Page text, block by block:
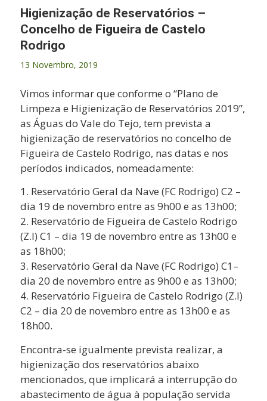
Higienização de Reservatórios –
Concelho de Figueira de Castelo
Rodrigo
13 Novembro, 2019
Vimos informar que conforme o “Plano de
Limpeza e Higienização de Reservatórios 2019”,
as Águas do Vale do Tejo, tem prevista a
higienização de reservatórios no concelho de
Figueira de Castelo Rodrigo, nas datas e nos
períodos indicados, nomeadamente:
1. Reservatório Geral da Nave (FC Rodrigo) C2 –
dia 19 de novembro entre as 9h00 e as 13h00;
2. Reservatório de Figueira de Castelo Rodrigo
(Z.I) C1 – dia 19 de novembro entre as 13h00 e
as 18h00;
3. Reservatório Geral da Nave (FC Rodrigo) C1–
dia 20 de novembro entre as 9h00 e as 13h00;
4. Reservatório Figueira de Castelo Rodrigo (Z.I)
C2 – dia 20 de novembro entre as 13h00 e as
18h00.
Encontra-se igualmente prevista realizar, a
higienização dos reservatórios abaixo
mencionados, que implicará a interrupção do
abastecimento de água à população servida